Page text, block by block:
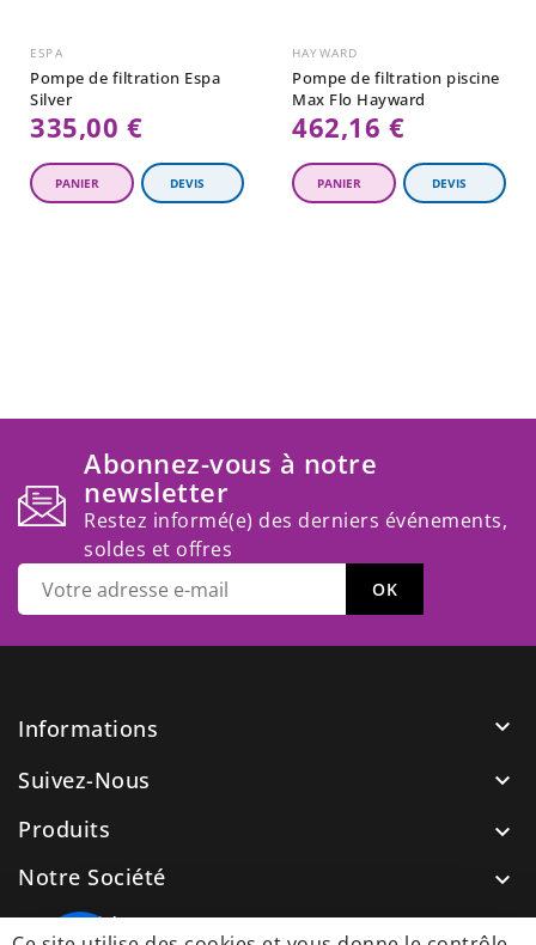
ESPA
Pompe de filtration Espa
Silver
335,00 €
HAYWARD
Pompe de filtration piscine
Max Flo Hayward
462,16 €
Abonnez-vous à notre
newsletter
Restez informé(e) des derniers événements,
soldes et offres
Informations

Suivez-Nous

Produits

Notre Société

Nos Guides
